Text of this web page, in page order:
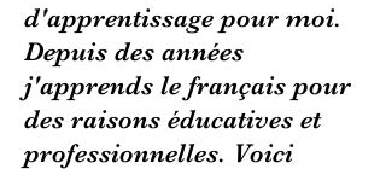
d'apprentissage pour moi.
Depuis des années
j'apprends le français pour
des raisons éducatives et
professionnelles. Voici